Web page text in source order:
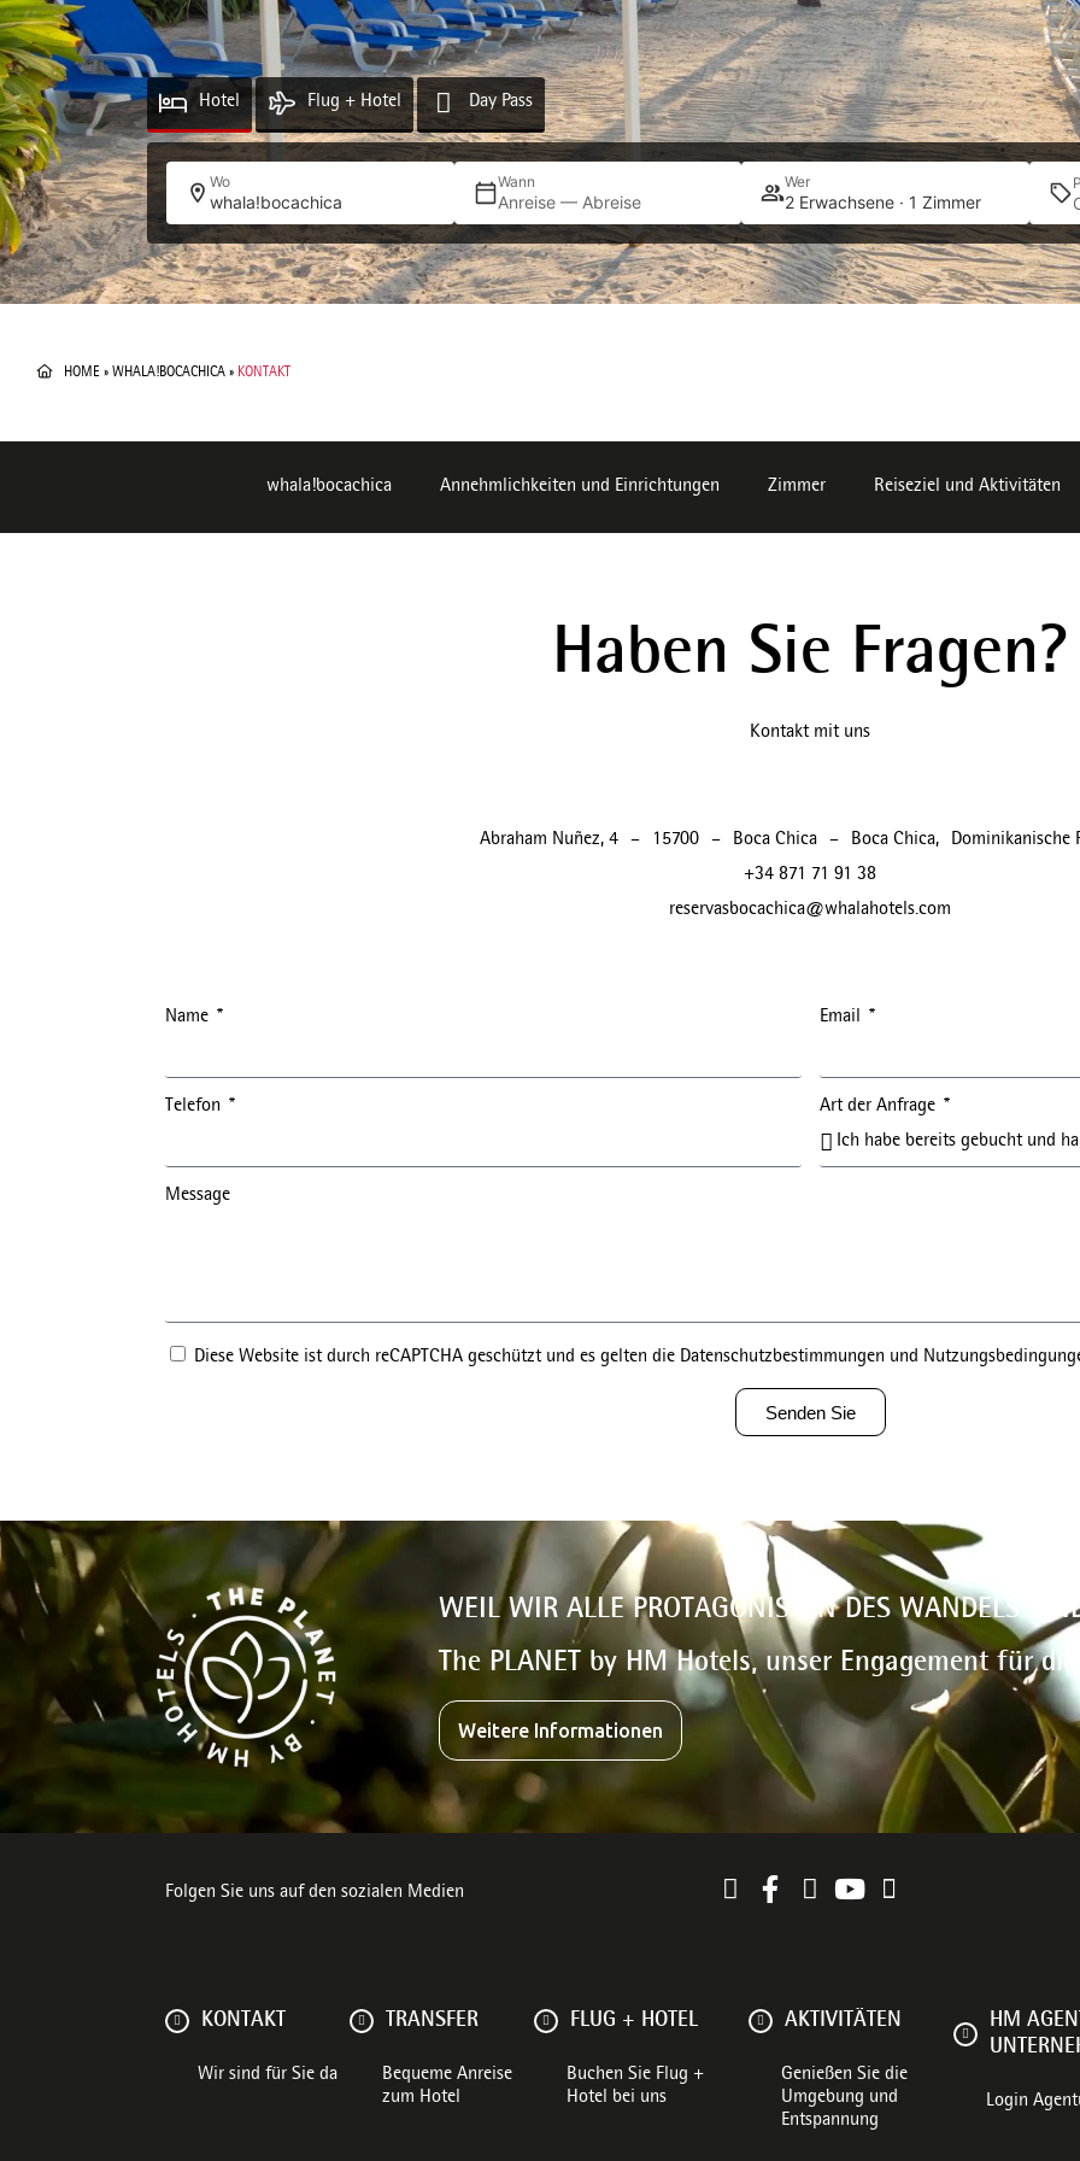
Hotel Flug + Hotel Day Pass
Wo
whala!bocachica
Wann
Anreise — Abreise
Wer
2 Erwachsene · 1 Zimmer
HOME » WHALA!BOCACHICA » KONTAKT
whala!bocachica Annehmlichkeiten und Einrichtungen Zimmer Reiseziel und Aktivitäten
Haben Sie Fragen?
Kontakt mit uns
Abraham Nuñez, 4 – 15700 – Boca Chica – Boca Chica,
Dominikanische
+34 871 71 91 38
reservasbocachica@whalahotels.com
Name Email
Telefon Art der Anfrage
Message
Diese Website ist durch reCAPTCHA geschützt und es gelten die Datenschutzbestimmungen und
Senden Sie
WEIL WIR ALLE PROTAGONISTEN DES WANDELS
The PLANET by HM Hotels, unser Engagement für die
Weitere Informationen
Folgen Sie uns auf den sozialen Medien
KONTAKT
Wir sind für Sie da
TRANSFER
Bequeme Anreise
zum Hotel
FLUG + HOTEL
Buchen Sie Flug +
Hotel bei uns
AKTIVITÄTEN
Genießen Sie die
Umgebung und
Entspannung
HM
Login